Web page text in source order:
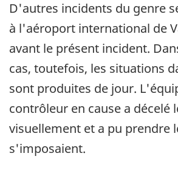
D'autres incidents du genre
à l'aéroport international de
avant le présent incident.
cas, toutefois, les situations
sont produites de jour.
contrôleur en cause a décelé
visuellement et a pu prendre
s'imposaient.